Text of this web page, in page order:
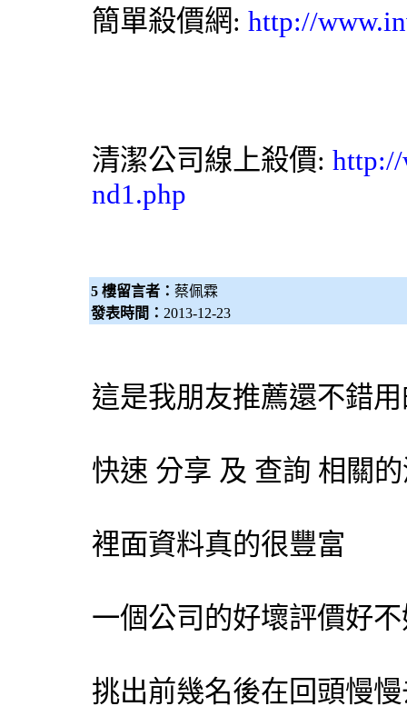
簡單殺價網: http://
清潔公司線上殺價: http://
nd1.php
5 樓留言者： 蔡佩霖
發表時間： 2013-12-23
這是我朋友推薦還不錯
快速 分享 及 查詢 相關
裡面資料真的很豐富
一個公司的好壞評價好
挑出前幾名後在回頭慢